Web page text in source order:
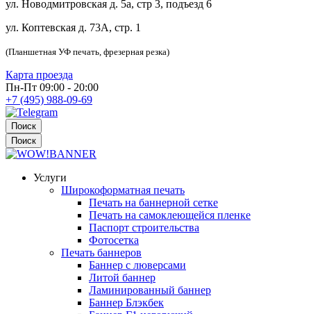
ул. Новодмитровская д. 5а, стр 3, подъезд 6
ул. Коптевская д. 73А, стр. 1
(Планшетная УФ печать, фрезерная резка)
Карта проезда
Пн-Пт 09:00 - 20:00
+7 (495) 988-09-69
Поиск
Поиск
Услуги
Широкоформатная печать
Печать на баннерной сетке
Печать на самоклеющейся пленке
Паспорт строительства
Фотосетка
Печать баннеров
Баннер с люверсами
Литой баннер
Ламинированный баннер
Баннер Блэкбек